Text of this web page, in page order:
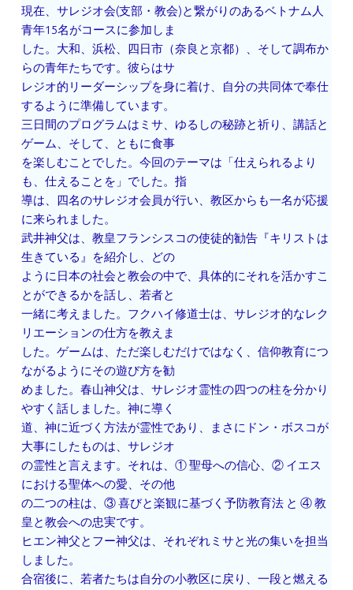
現在、サレジオ会(支部・教会)と繋がりのあるベトナム人
青年15名がコースに参加しま
した。大和、浜松、四日市（奈良と京都）、そして調布か
らの青年たちです。彼らはサ
レジオ的リーダーシップを身に着け、自分の共同体で奉仕
するように準備しています。
三日間のプログラムはミサ、ゆるしの秘跡と祈り、講話と
ゲーム、そして、ともに食事
を楽しむことでした。今回のテーマは「仕えられるより
も、仕えることを」でした。指
導は、四名のサレジオ会員が行い、教区からも一名が応援
に来られました。
武井神父は、教皇フランシスコの使徒的勧告『キリストは
生きている』を紹介し、どの
ように日本の社会と教会の中で、具体的にそれを活かすこ
とができるかを話し、若者と
一緒に考えました。フクハイ修道士は、サレジオ的なレク
リエーションの仕方を教えま
した。ゲームは、ただ楽しむだけではなく、信仰教育につ
ながるようにその遊び方を勧
めました。春山神父は、サレジオ霊性の四つの柱を分かり
やすく話しました。神に導く
道、神に近づく方法が霊性であり、まさにドン・ボスコが
大事にしたものは、サレジオ
の霊性と言えます。それは、① 聖母への信心、② イエス
における聖体への愛、その他
の二つの柱は、③ 喜びと楽観に基づく予防教育法 と ④ 教
皇と教会への忠実です。
ヒエン神父とフー神父は、それぞれミサと光の集いを担当
しました。
合宿後に、若者たちは自分の小教区に戻り、一段と燃える